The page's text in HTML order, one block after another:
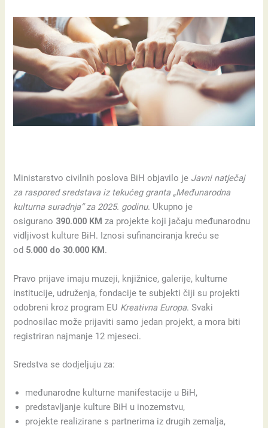
Ministarstvo civilnih poslova BiH objavilo je Javni natječaj
za raspored sredstava iz tekućeg granta „Međunarodna
kulturna suradnja“ za 2025. godinu. Ukupno je
osigurano 390.000 KM za projekte koji jačaju međunarodnu
vidljivost kulture BiH. Iznosi sufinanciranja kreću se
od 5.000 do 30.000 KM .
Pravo prijave imaju muzeji, knjižnice, galerije, kulturne
institucije, udruženja, fondacije te subjekti čiji su projekti
odobreni kroz program EU Kreativna Europa. Svaki
podnosilac može prijaviti samo jedan projekt, a mora biti
registriran najmanje 12 mjeseci.
Sredstva se dodjeljuju za:
međunarodne kulturne manifestacije u BiH,
predstavljanje kulture BiH u inozemstvu,
projekte realizirane s partnerima iz drugih zemalja,